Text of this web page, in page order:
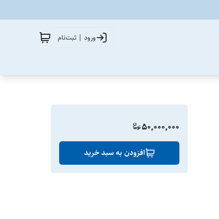
ورود | ثبت‌نام
50,000,000
افزودن به سبد خرید